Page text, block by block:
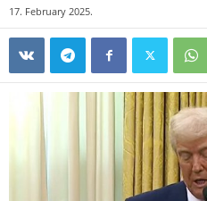
17. February 2025.